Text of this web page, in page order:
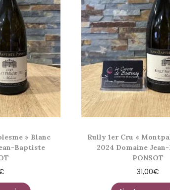
» Blanc
Baptiste
Rully 1er Cru «
2024 Domaine
PONSOT
31,00€